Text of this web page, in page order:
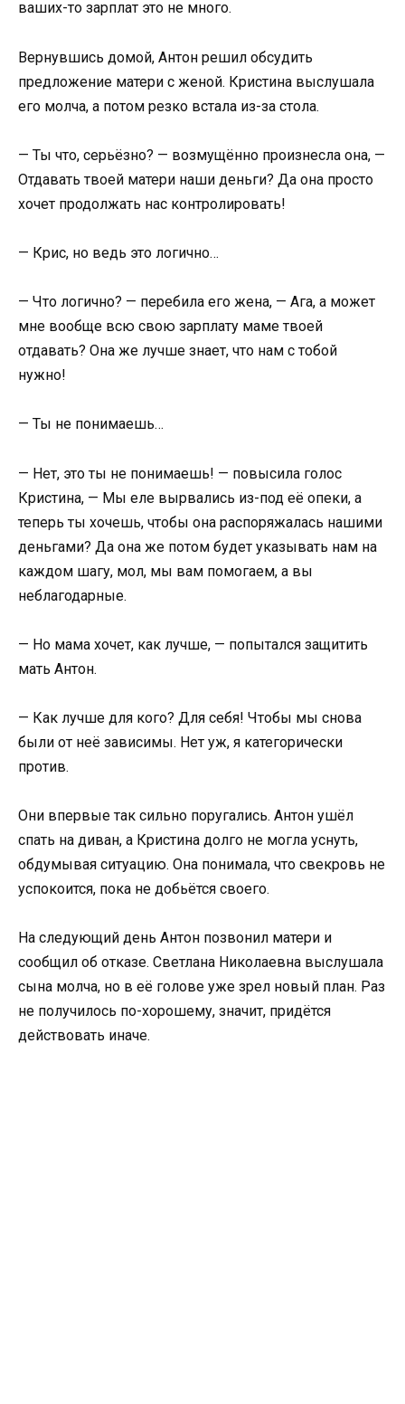
ваших-то зарплат это не много.
Вернувшись домой, Антон решил обсудить
предложение матери с женой. Кристина выслушала
его молча, а потом резко встала из-за стола.
— Ты что, серьёзно? — возмущённо произнесла она, —
Отдавать твоей матери наши деньги? Да она просто
хочет продолжать нас контролировать!
— Крис, но ведь это логично…
— Что логично? — перебила его жена, — Ага, а может
мне вообще всю свою зарплату маме твоей
отдавать? Она же лучше знает, что нам с тобой
нужно!
— Ты не понимаешь…
— Нет, это ты не понимаешь! — повысила голос
Кристина, — Мы еле вырвались из-под её опеки, а
теперь ты хочешь, чтобы она распоряжалась нашими
деньгами? Да она же потом будет указывать нам на
каждом шагу, мол, мы вам помогаем, а вы
неблагодарные.
— Но мама хочет, как лучше, — попытался защитить
мать Антон.
— Как лучше для кого? Для себя! Чтобы мы снова
были от неё зависимы. Нет уж, я категорически
против.
Они впервые так сильно поругались. Антон ушёл
спать на диван, а Кристина долго не могла уснуть,
обдумывая ситуацию. Она понимала, что свекровь не
успокоится, пока не добьётся своего.
На следующий день Антон позвонил матери и
сообщил об отказе. Светлана Николаевна выслушала
сына молча, но в её голове уже зрел новый план. Раз
не получилось по-хорошему, значит, придётся
действовать иначе.